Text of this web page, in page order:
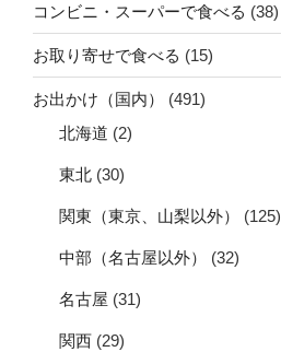
コンビニ・スーパーで食べる (38)
お取り寄せで食べる (15)
お出かけ（国内）
(491)
北海道 (2)
東北 (30)
関東（東京、山梨以外） (125)
中部（名古屋以外） (32)
名古屋 (31)
関西 (29)